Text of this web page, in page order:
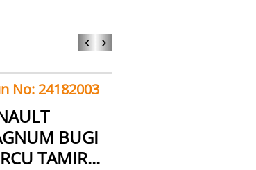
‹ ›
No: 24182003
BUGI
TAMIR...